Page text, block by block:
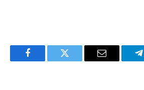
Facebook Twitter Email